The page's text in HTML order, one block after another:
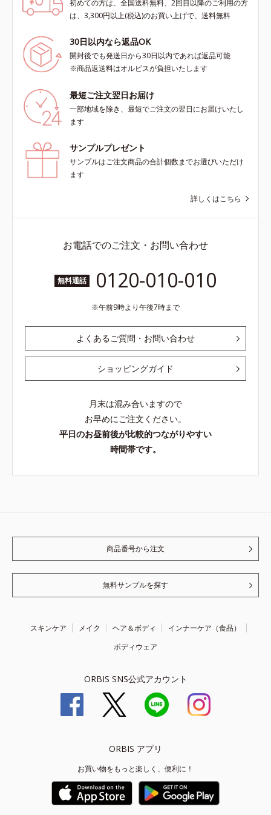
初めての方は、全国送料無料、2回目以降のご利用の方
は、3,300円以上(税込)のお買い上げで、送料無料
30日以内なら返品OK
開封後でも発送日から30日以内であれば返品可能
※商品返送料はオルビスが負担いたします
最短ご注文翌日お届け
一部地域を除き、最短でご注文の翌日にお届けいたし
ます
サンプルプレゼント
サンプルはご注文商品の合計個数までお選びいただけ
ます
詳しくはこちら
お電話でのご注文・お問い合わせ
無料通話 0120-010-010
午前9時より午後7時まで
よくあるご質問・お問い合わせ
ショッピングガイド
月末は混み合いますので
お早めにご注文ください。
平日のお昼前後が比較的つながりやすい
時間帯です。
商品番号から注文
無料サンプルを探す
スキンケア メイク ヘア＆ボディ
インナーケア（食品）
ボディウェア
ORBIS SNS公式アカウント
ORBIS アプリ
お買い物をもっと楽しく、便利に！